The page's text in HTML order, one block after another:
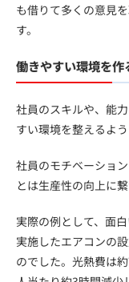
も借りて多くの意見
す。
働きやすい環境を作
社員のスキルや、能
すい環境を整えるよう
社員のモチベーショ
とは生産性の向上に繋
実際の例として、面
実施したエアコンの
のでした。光熱費は